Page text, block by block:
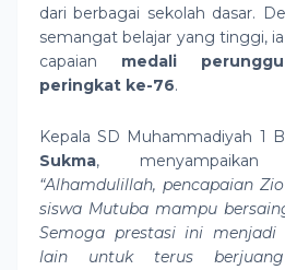
dari berbagai sekolah dasar.
semangat belajar yang tinggi,
capaian medali perunggu
peringkat ke-76.
Kepala SD Muhammadiyah 1
Sukma, menyampaikan
“Alhamdulillah, pencapaian
siswa Mutuba mampu
Semoga prestasi ini
lain untuk terus berjuang